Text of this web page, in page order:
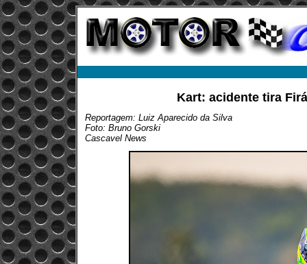
Kart: acidente tira
Reportagem: Luiz Aparecido da Silva
Foto: Bruno Gorski
Cascavel News